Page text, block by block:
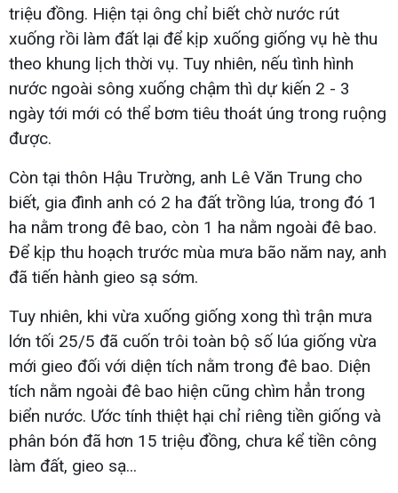
triệu đồng. Hiện tại ông chỉ biết chờ nước rút
xuống rồi làm đất lại để kịp xuống giống vụ hè thu
theo khung lịch thời vụ. Tuy nhiên, nếu tình hình
nước ngoài sông xuống chậm thì dự kiến 2 - 3
ngày tới mới có thể bơm tiêu thoát úng trong ruộng
được.
Còn tại thôn Hậu Trường, anh Lê Văn Trung cho
biết, gia đình anh có 2 ha đất trồng lúa, trong đó 1
ha nằm trong đê bao, còn 1 ha nằm ngoài đê bao.
Để kịp thu hoạch trước mùa mưa bão năm nay, anh
đã tiến hành gieo sạ sớm.
Tuy nhiên, khi vừa xuống giống xong thì trận mưa
lớn tối 25/5 đã cuốn trôi toàn bộ số lúa giống vừa
mới gieo đối với diện tích nằm trong đê bao. Diện
tích nằm ngoài đê bao hiện cũng chìm hẳn trong
biển nước. Ước tính thiệt hại chỉ riêng tiền giống và
phân bón đã hơn 15 triệu đồng, chưa kể tiền công
làm đất, gieo sạ...